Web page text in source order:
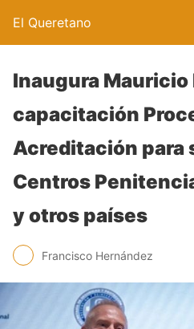
El Queretano
Inaugura Mauricio
capacitación
Acreditación para
Centros
y otros países
Francisco Hernández